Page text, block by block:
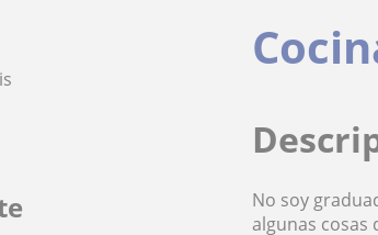
No soy
algunas cosas